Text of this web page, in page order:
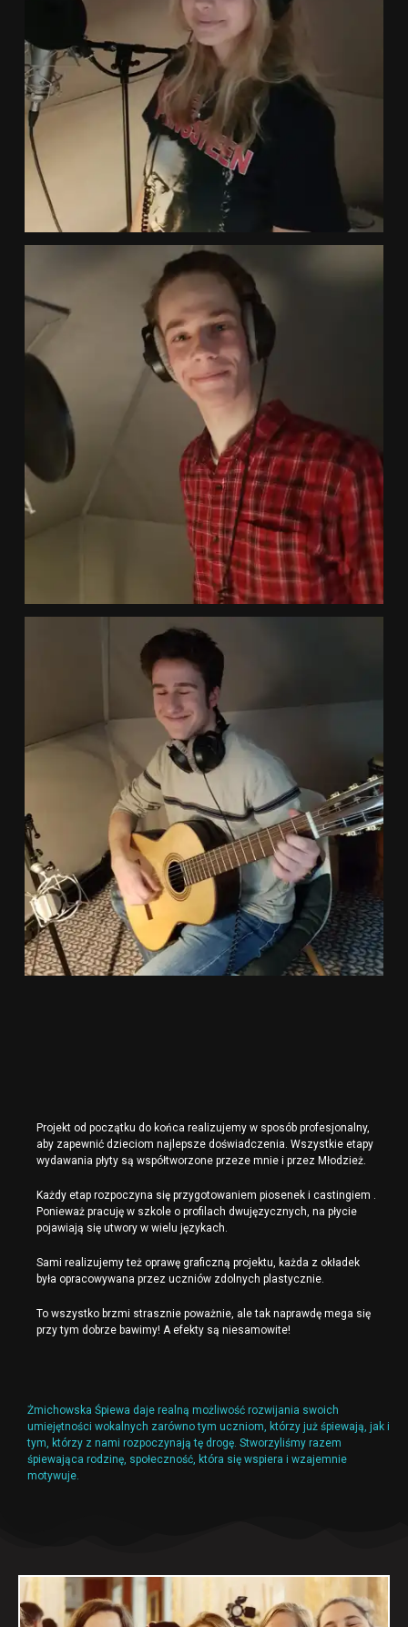
Projekt od początku do końca realizujemy w sposób profesjonalny,
aby zapewnić dzieciom najlepsze doświadczenia. Wszystkie etapy
wydawania płyty są współtworzone przeze mnie i przez Młodzież.
Każdy etap rozpoczyna się przygotowaniem piosenek i castingiem .
Ponieważ pracuję w szkole o profilach dwujęzycznych, na płycie
pojawiają się utwory w wielu językach.
Sami realizujemy też oprawę graficzną projektu, każda z okładek
była opracowywana przez uczniów zdolnych plastycznie.
To wszystko brzmi strasznie poważnie, ale tak naprawdę mega się
przy tym dobrze bawimy! A efekty są niesamowite!
Żmichowska Śpiewa daje realną możliwość rozwijania swoich
umiejętności wokalnych zarówno tym uczniom, którzy już śpiewają, jak i
tym, którzy z nami rozpoczynają tę drogę. Stworzyliśmy razem
śpiewająca rodzinę, społeczność, która się wspiera i wzajemnie
motywuje.